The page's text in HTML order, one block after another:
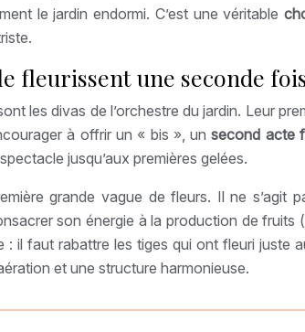
le jardin endormi. C’est une véritable
fleurissent une seconde
les divas de l’orchestre du jardin. Leur
à offrir un « bis », unsecond acte
jusqu’aux premières gelées.
grande vague de fleurs. Il ne s’agit
son énergie à la production de
il faut rabattre les tiges qui ont fleuri juste
et une structure harmonieuse.